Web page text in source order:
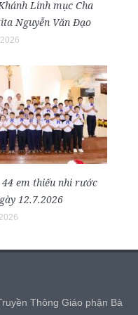
Linh mục Cha
Nguyễn Văn Đạo
em thiếu nhi rước
12.7.2026
Thông Giáo phận Bà